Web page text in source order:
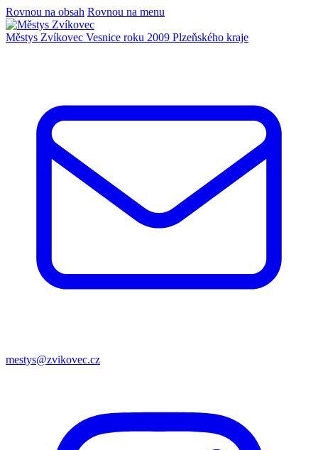
Rovnou na obsah Rovnou na menu
Městys Zvíkovec Vesnice roku 2009 Plzeňského kraje
mestys@zvikovec.cz